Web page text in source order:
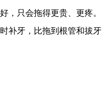
，只会拖得更贵、更疼。
补牙，比拖到根管和拔牙